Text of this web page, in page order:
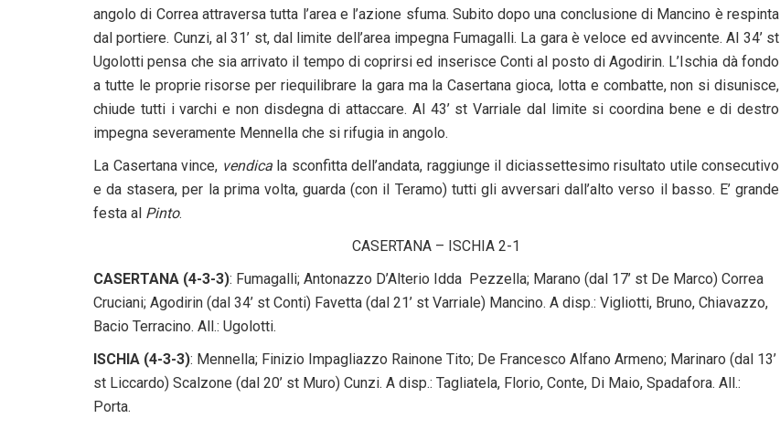
angolo di Correa attraversa tutta l’area e l’azione sfuma. Subito dopo una conclusione di Mancino è respinta
dal portiere. Cunzi, al 31’ st, dal limite dell’area impegna Fumagalli. La gara è veloce ed avvincente. Al 34’ st
Ugolotti pensa che sia arrivato il tempo di coprirsi ed inserisce Conti al posto di Agodirin. L’Ischia dà fondo
a tutte le proprie risorse per riequilibrare la gara ma la Casertana gioca, lotta e combatte, non si disunisce,
chiude tutti i varchi e non disdegna di attaccare. Al 43’ st Varriale dal limite si coordina bene e di destro
impegna severamente Mennella che si rifugia in angolo.
La Casertana vince, vendica la sconfitta dell’andata, raggiunge il diciassettesimo risultato utile consecutivo
e da stasera, per la prima volta, guarda (con il Teramo) tutti gli avversari dall’alto verso il basso. E’ grande
festa al Pinto.
CASERTANA – ISCHIA 2-1
CASERTANA (4-3-3): Fumagalli; Antonazzo D’Alterio Idda Pezzella; Marano (dal 17’ st De Marco) Correa
Cruciani; Agodirin (dal 34’ st Conti) Favetta (dal 21’ st Varriale) Mancino. A disp.: Vigliotti, Bruno, Chiavazzo,
Bacio Terracino. All.: Ugolotti.
ISCHIA (4-3-3): Mennella; Finizio Impagliazzo Rainone Tito; De Francesco Alfano Armeno; Marinaro (dal 13’
st Liccardo) Scalzone (dal 20’ st Muro) Cunzi. A disp.: Tagliatela, Florio, Conte, Di Maio, Spadafora. All.:
Porta.